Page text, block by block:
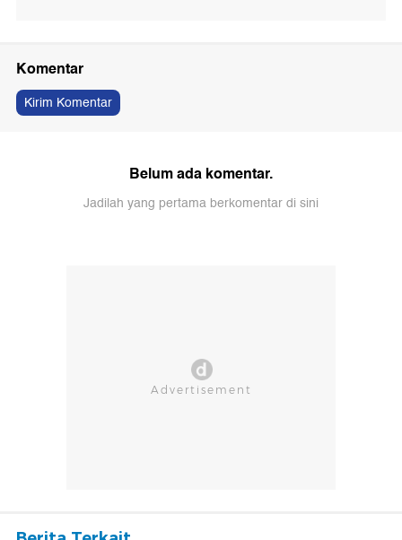
Komentar
Kirim Komentar
Belum ada komentar.
Jadilah yang pertama berkomentar di sini